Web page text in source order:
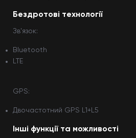
Бездротові технології
Зв'язок:
Bluetooth
LTE
GPS:
Двочастотний GPS L1+L5
Інші функції та можливості